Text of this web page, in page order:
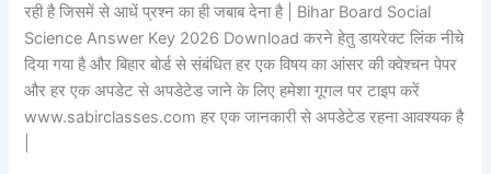
रही है जिसमें से आधें प्रश्न का ही जबाब देना है | Bihar Board Social
Science Answer Key 2026 Download करने हेतु डायरेक्ट लिंक नीचे
दिया गया है और बिहार बोर्ड से संबंधित हर एक विषय का आंसर की क्वेश्चन पेपर
और हर एक अपडेट से अपडेटेड जाने के लिए हमेशा गूगल पर टाइप करें
www.sabirclasses.com हर एक जानकारी से अपडेटेड रहना आवश्यक है